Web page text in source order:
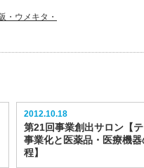
・ウメキタ・
2012.10.18
第21回事業創出サロン【
事業化と医薬品・医療機
程】